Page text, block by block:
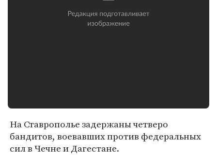
На Ставрополье задержаны четверо
бандитов, воевавших против федеральных
сил в Чечне и Дагестане.